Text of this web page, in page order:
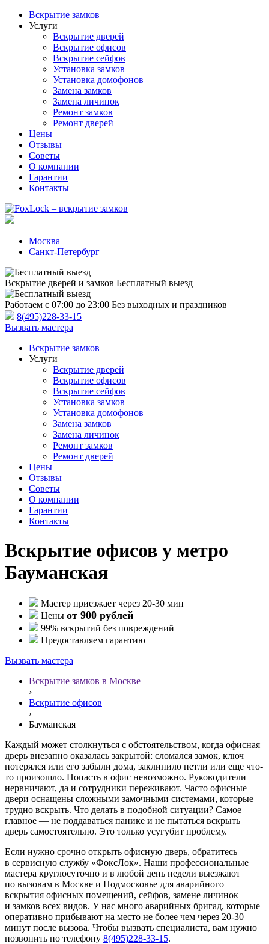
Вскрытие замков
Услуги
Вскрытие дверей
Вскрытие офисов
Вскрытие сейфов
Установка замков
Установка домофонов
Замена замков
Замена личинок
Ремонт замков
Ремонт дверей
Цены
Отзывы
Советы
О компании
Гарантии
Контакты
Москва
Санкт-Петербург
Вскрытие дверей и замков Бесплатный выезд
Работаем с 07:00 до 23:00 Без выходных и праздников
8(495)228-33-15
Вызвать мастера
Вскрытие замков
Услуги
Вскрытие дверей
Вскрытие офисов
Вскрытие сейфов
Установка замков
Установка домофонов
Замена замков
Замена личинок
Ремонт замков
Ремонт дверей
Цены
Отзывы
Советы
О компании
Гарантии
Контакты
Вскрытие офисов у метро
Бауманская
Мастер приезжает через 20-30 мин
Цены от 900 рублей
99% вскрытий без повреждений
Предоставляем гарантию
Вызвать мастера
Вскрытие замков в Москве
›
Вскрытие офисов
›
Бауманская
Каждый может столкнуться с обстоятельством, когда офисная
дверь внезапно оказалась закрытой: сломался замок, ключ
потерялся или его забыли дома, заклинило петли или еще что-
то произошло. Попасть в офис невозможно. Руководители
нервничают, да и сотрудники переживают. Часто офисные
двери оснащены сложными замочными системами, которые
трудно вскрыть. Что делать в подобной ситуации? Самое
главное — не поддаваться панике и не пытаться вскрыть
дверь самостоятельно. Это только усугубит проблему.
Если нужно срочно открыть офисную дверь, обратитесь
в сервисную службу «ФоксЛок». Наши профессиональные
мастера круглосуточно и в любой день недели выезжают
по вызовам в Москве и Подмосковье для аварийного
вскрытия офисных помещений, сейфов, замене личинок
и замков всех видов. У нас много аварийных бригад, которые
оперативно прибывают на место не более чем через 20-30
минут после вызова. Чтобы вызвать специалиста, вам нужно
позвонить по телефону 8(495)228-33-15.